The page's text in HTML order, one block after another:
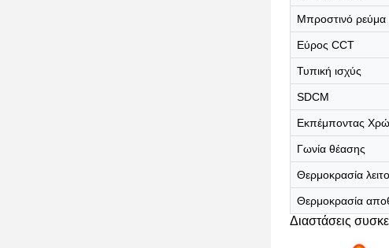
Μπροστινό ρεύμα
Εύρος CCT
Τυπική ισχύς
SDCM
Εκπέμποντας
Γωνία θέασης
Θερμοκρασία
Θερμοκρασία
Διαστάσεις